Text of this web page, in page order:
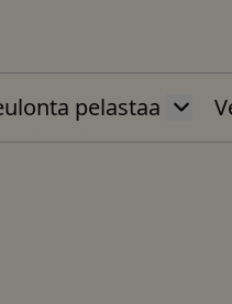
pelastaa